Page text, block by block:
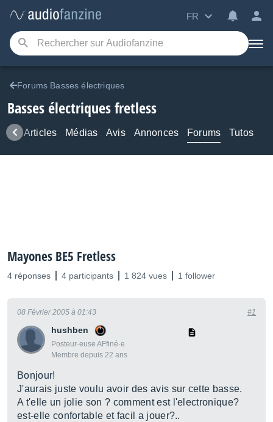
FR
Forums Basses électriques
Basses électriques fretless
Articles Médias Avis Annonces Forums Tutos
Mayones BE5 Fretless
4 réponses 4 participants 1 824 vues 1 follower
hushben
Posteur·euse AFfiné·e
Membre depuis 22 ans
08 Février 2005 à 01:43 #1
Bonjour!
J'aurais juste voulu avoir des avis sur cette basse.
A t'elle un jolie son ? comment est l'electronique?
est-elle confortable et facil a jouer?..